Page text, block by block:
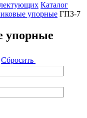
Каталог
упорные ГПЗ-7
упорные
Сбросить